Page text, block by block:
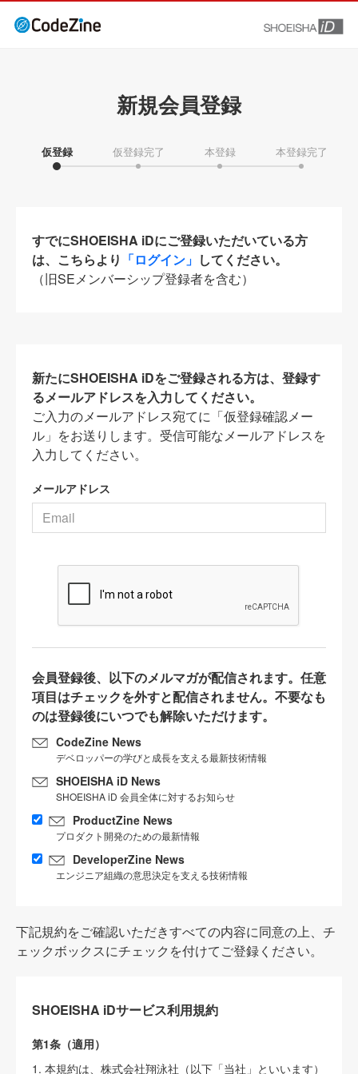
新規会員登録
仮登録 仮登録完了 本登録 本登録完了
すでにSHOEISHA iDにご登録いただいている方
は、こちらより 「ログイン」 してください。
（旧SEメンバーシップ登録者を含む）
新たにSHOEISHA iDをご登録される方は、登録す
るメールアドレスを入力してください。
ご入力のメールアドレス宛てに「仮登録確認メー
ル」をお送りします。受信可能なメールアドレスを
入力してください。
メールアドレス
会員登録後、以下のメルマガが配信されます。任意
項目はチェックを外すと配信されません。不要なも
のは登録後にいつでも解除いただけます。
CodeZine News
デベロッパーの学びと成長を支える最新技術情報
SHOEISHA iD News
SHOEISHA iD 会員全体に対するお知らせ
ProductZine News
プロダクト開発のための最新情報
DeveloperZine News
エンジニア組織の意思決定を支える技術情報
下記規約をご確認いただきすべての内容に同意の上、チ
ェックボックスにチェックを付けてご登録ください。
SHOEISHA iDサービス利用規約
第1条（適用）
1. 本規約は、株式会社翔泳社（以下「当社」といいます）